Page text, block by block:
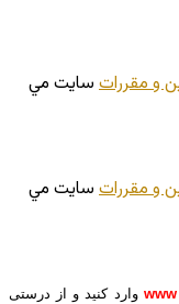
و مقررات سايت مي
و مقررات سايت مي
www وارد کنید و از درستی